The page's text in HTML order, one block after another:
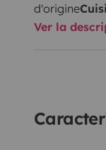
d'origine
Oui
stationner
Ver la